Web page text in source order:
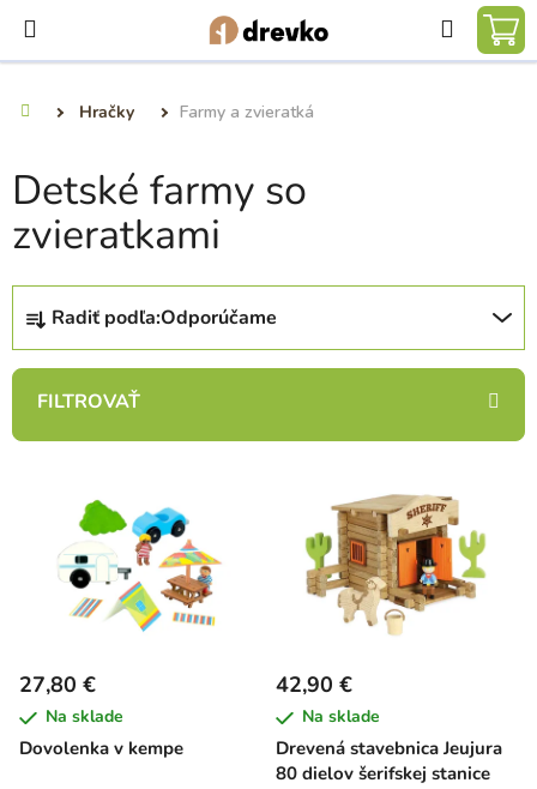
obsah
Hľadať
Hračky Farmy a zvieratká
Detské farmy so
zvieratkami
R
d
n
k
t
o
v
Radiť podľa:Odporúčame
r
o
d
u
Dovolenka v kempe
27,80 €
Na sklade
Drevená stavebnica Jeujura
80 dielov šerifskej stanice
42,90 €
Na sklade